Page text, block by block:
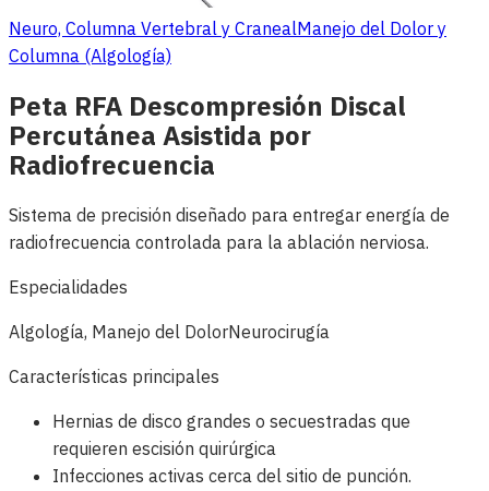
Neuro, Columna Vertebral y CranealManejo del Dolor y
Columna (Algología)
Peta RFA Descompresión Discal
Percutánea Asistida por
Radiofrecuencia
Sistema de precisión diseñado para entregar energía de
radiofrecuencia controlada para la ablación nerviosa.
Especialidades
Algología, Manejo del DolorNeurocirugía
Características principales
Hernias de disco grandes o secuestradas que
requieren escisión quirúrgica
Infecciones activas cerca del sitio de punción.